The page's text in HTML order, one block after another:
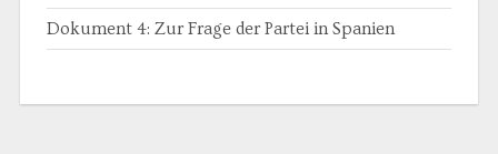
Dokument 4: Zur Frage der Partei in Spanien